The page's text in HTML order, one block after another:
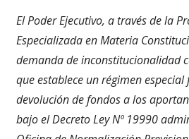
El Poder Ejecutivo, a través de la
Especializada en Materia
demanda de inconstitucionalidad
que establece un régimen
devolución de fondos a los
bajo el Decreto Ley Nº 19990